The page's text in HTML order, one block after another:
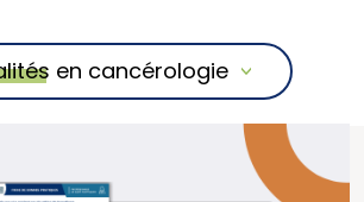
en cancérologie